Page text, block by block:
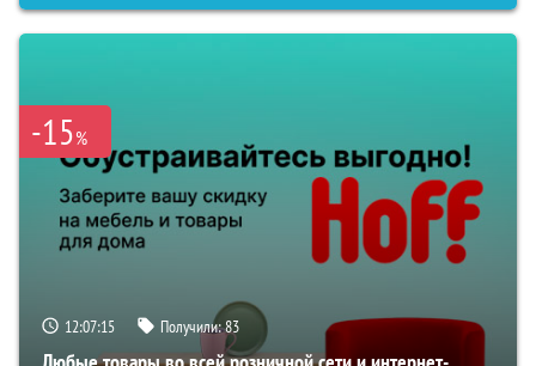
-15%
12:07:14 Получили:83